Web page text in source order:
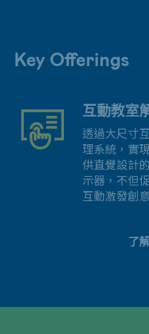
Key Offerings
互動教室
透過大尺寸
理系統，實
供直覺設計
示器，不但
互動激發創
了